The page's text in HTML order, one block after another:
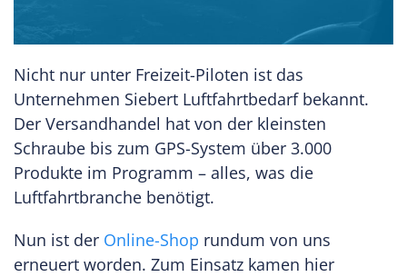
Nicht nur unter Freizeit-Piloten ist das
Unternehmen Siebert Luftfahrtbedarf bekannt.
Der Versandhandel hat von der kleinsten
Schraube bis zum GPS-System über 3.000
Produkte im Programm – alles, was die
Luftfahrtbranche benötigt.
Nun ist der Online-Shop rundum von uns
erneuert worden. Zum Einsatz kamen hier